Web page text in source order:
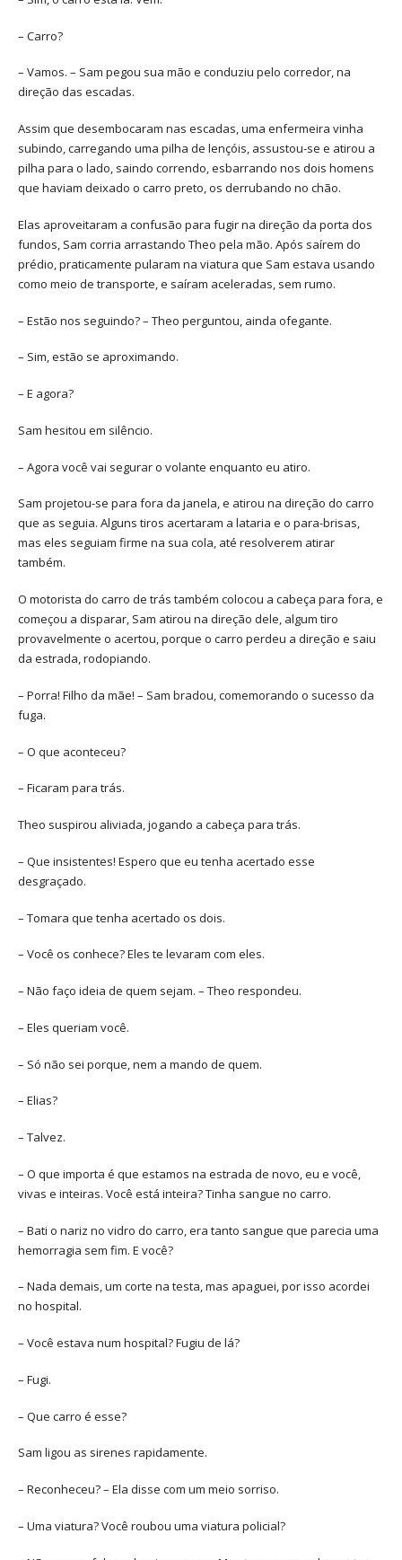
– Carro?
– Vamos. – Sam pegou sua mão e conduziu pelo corredor, na
direção das escadas.
Assim que desembocaram nas escadas, uma enfermeira vinha
subindo, carregando uma pilha de lençóis, assustou-se e atirou a
pilha para o lado, saindo correndo, esbarrando nos dois homens
que haviam deixado o carro preto, os derrubando no chão.
Elas aproveitaram a confusão para fugir na direção da porta dos
fundos, Sam corria arrastando Theo pela mão. Após saírem do
prédio, praticamente pularam na viatura que Sam estava usando
como meio de transporte, e saíram aceleradas, sem rumo.
– Estão nos seguindo? – Theo perguntou, ainda ofegante.
– Sim, estão se aproximando.
– E agora?
Sam hesitou em silêncio.
– Agora você vai segurar o volante enquanto eu atiro.
Sam projetou-se para fora da janela, e atirou na direção do carro
que as seguia. Alguns tiros acertaram a lataria e o para-brisas,
mas eles seguiam firme na sua cola, até resolverem atirar
também.
O motorista do carro de trás também colocou a cabeça para fora, e
começou a disparar, Sam atirou na direção dele, algum tiro
provavelmente o acertou, porque o carro perdeu a direção e saiu
da estrada, rodopiando.
– Porra! Filho da mãe! – Sam bradou, comemorando o sucesso da
fuga.
– O que aconteceu?
– Ficaram para trás.
Theo suspirou aliviada, jogando a cabeça para trás.
– Que insistentes! Espero que eu tenha acertado esse
desgraçado.
– Tomara que tenha acertado os dois.
– Você os conhece? Eles te levaram com eles.
– Não faço ideia de quem sejam. – Theo respondeu.
– Eles queriam você.
– Só não sei porque, nem a mando de quem.
– Elias?
– Talvez.
– O que importa é que estamos na estrada de novo, eu e você,
vivas e inteiras. Você está inteira? Tinha sangue no carro.
– Bati o nariz no vidro do carro, era tanto sangue que parecia uma
hemorragia sem fim. E você?
– Nada demais, um corte na testa, mas apaguei, por isso acordei
no hospital.
– Você estava num hospital? Fugiu de lá?
– Fugi.
– Que carro é esse?
Sam ligou as sirenes rapidamente.
– Reconheceu? – Ela disse com um meio sorriso.
– Uma viatura? Você roubou uma viatura policial?